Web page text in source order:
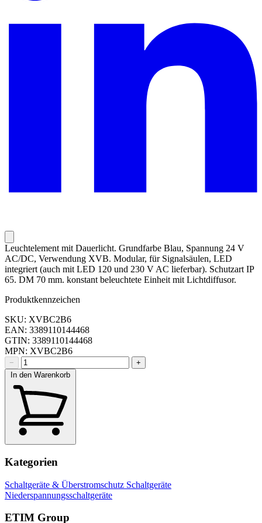
Leuchtelement mit Dauerlicht. Grundfarbe Blau, Spannung 24 V
AC/DC, Verwendung XVB. Modular, für Signalsäulen, LED
integriert (auch mit LED 120 und 230 V AC lieferbar). Schutzart IP
65. DM 70 mm. konstant beleuchtete Einheit mit Lichtdiffusor.
Produktkennzeichen
SKU: XVBC2B6
EAN: 3389110144468
GTIN: 3389110144468
MPN: XVBC2B6
−
+
In den Warenkorb
Kategorien
Schaltgeräte & Überstromschutz Schaltgeräte
Niederspannungsschaltgeräte
ETIM Group